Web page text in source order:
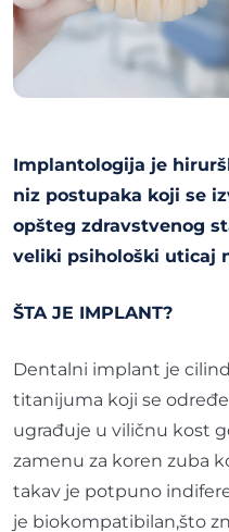
Implantologija je
niz postupaka koji se
opšteg zdravstvenog
veliki psihološki uticaj
ŠTA JE IMPLANT?
Dentalni implant je
titanijuma koji se
ugrađuje u viličnu kost
zamenu za koren zuba
takav je potpuno
je biokompatibilan,što